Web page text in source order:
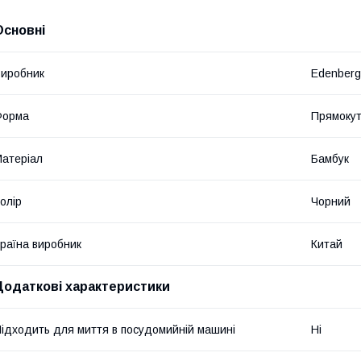
Edenberg
Бамбук
Чорний
виробник Китай
характеристики
для миття в посудомийній машині Ні